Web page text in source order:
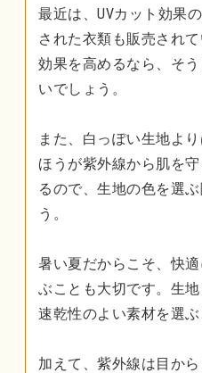
最近は、UVカット効果
された衣類も販売され
効果を高めるなら、そ
いでしょう。
また、白っぽい生地よ
ほうが紫外線から肌を
るので、生地の色を選
う。
暑い夏だからこそ、快
ぶことも大切です。生
速乾性のよい素材を選ぶ
加えて、紫外線は目か